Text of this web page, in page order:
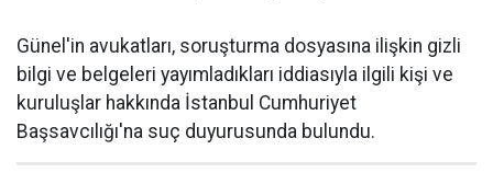
Günel'in avukatları, soruşturma dosyasına ilişkin gizli
bilgi ve belgeleri yayımladıkları iddiasıyla ilgili kişi ve
kuruluşlar hakkında İstanbul Cumhuriyet
Başsavcılığı'na suç duyurusunda bulundu.